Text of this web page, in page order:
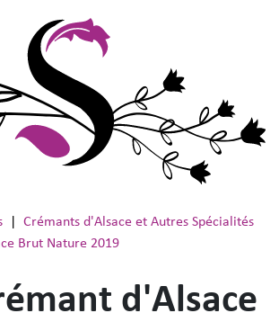
Crémants d'Alsace et Autres Spécialités
Brut Nature 2019
d'Alsace